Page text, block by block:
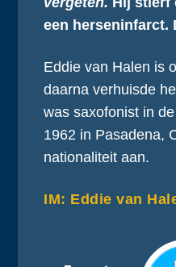
een herseninfarct.
Eddie van Halen is
daarna verhuisde
was saxofonist in
1962 in Pasadena,
nationaliteit aan.
IM: Eddie van